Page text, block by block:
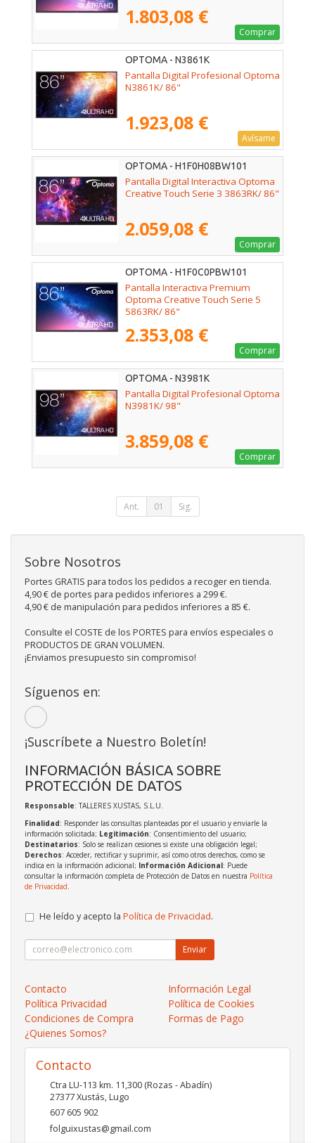
1.803,08 €
Comprar
OPTOMA - N3861K
Pantalla Digital Profesional Optoma
N3861K/ 86"
1.923,08 €
Avísame
OPTOMA - H1F0H08BW101
Pantalla Digital Interactiva Optoma
Creative Touch Serie 3 3863RK/ 86"
2.059,08 €
Comprar
OPTOMA - H1F0C0PBW101
Pantalla Interactiva Premium
Optoma Creative Touch Serie 5
5863RK/ 86"
2.353,08 €
Comprar
OPTOMA - N3981K
Pantalla Digital Profesional Optoma
N3981K/ 98"
3.859,08 €
Comprar
Ant. 01 Sig.
Sobre Nosotros
Portes GRATIS para todos los pedidos a recoger en tienda.
4,90 € de portes para pedidos inferiores a 299 €.
4,90 € de manipulación para pedidos inferiores a 85 €.
Consulte el COSTE de los PORTES para envíos especiales o
PRODUCTOS DE GRAN VOLUMEN.
¡Enviamos presupuesto sin compromiso!
Síguenos en:
¡Suscríbete a Nuestro Boletín!
INFORMACIÓN BÁSICA SOBRE
PROTECCIÓN DE DATOS
Responsable: TALLERES XUSTAS, S.L.U.
Finalidad: Responder las consultas planteadas por el usuario y enviarle la
información solicitada; Legitimación: Consentimiento del usuario;
Destinatarios: Solo se realizan cesiones si existe una obligación legal;
Derechos: Acceder, rectificar y suprimir, así como otros derechos, como se
indica en la información adicional; Información Adicional: Puede
consultar la información completa de Protección de Datos en nuestra Política
de Privacidad
He leído y acepto la Política de Privacidad.
Enviar
Contacto
Información Legal
Política Privacidad
Política de Cookies
Condiciones de Compra
Formas de Pago
¿Quienes Somos?
Contacto
Ctra LU-113 km. 11,300 (Rozas - Abadín)
27377Xustás,Lugo
607 605 902
folguixustas@gmail.com